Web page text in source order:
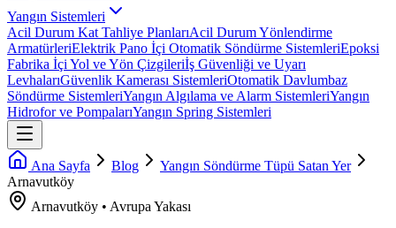
Yangın Sistemleri
Acil Durum Kat Tahliye PlanlarıAcil Durum Yönlendirme
ArmatürleriElektrik Pano İçi Otomatik Söndürme SistemleriEpoksi
Fabrika İçi Yol ve Yön Çizgileriİş Güvenliği ve Uyarı
LevhalarıGüvenlik Kamerası SistemleriOtomatik Davlumbaz
Söndürme SistemleriYangın Algılama ve Alarm SistemleriYangın
Hidrofor ve PompalarıYangın Spring Sistemleri
Ana Sayfa Blog
Yangın Söndürme Tüpü Satan Yer
Arnavutköy
Arnavutköy • Avrupa Yakası